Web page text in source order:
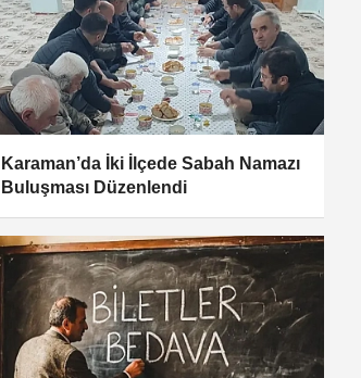
Karaman’da İki İlçede Sabah Namazı
Buluşması Düzenlendi